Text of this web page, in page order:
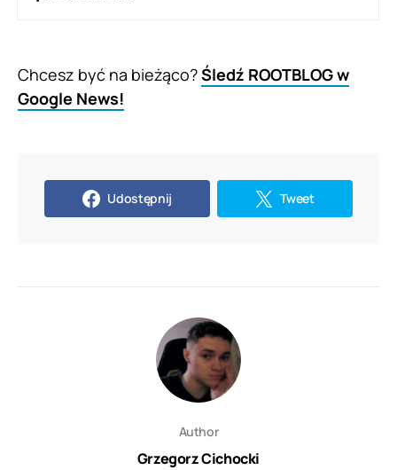
Chcesz być na bieżąco?Śledź ROOTBLOG w
Google News!
Udostępnij Tweet
Author
Grzegorz Cichocki